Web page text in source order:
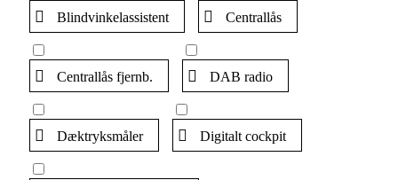
Blindvinkelassistent Centrallås
Centrallås fjernb. DAB radio
Dæktryksmåler Digitalt cockpit